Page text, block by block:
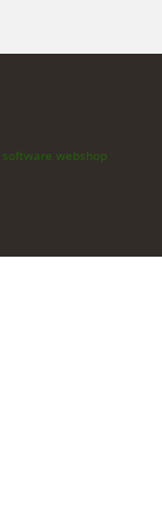
software webshop